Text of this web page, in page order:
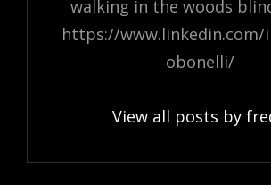
walking in the woods
https://www.linkedin.com/
obonelli/
View all posts by